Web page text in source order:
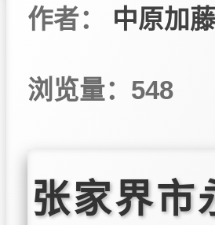
作者： 中原加
浏览量：548
张家界市